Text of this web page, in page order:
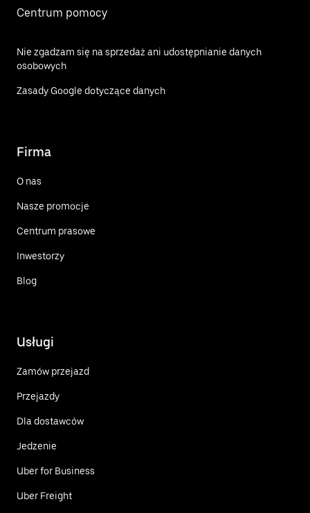
Centrum pomocy
Nie zgadzam się na sprzedaż ani udostępnianie danych
osobowych
Zasady Google dotyczące danych
Firma
O nas
Nasze promocje
Centrum prasowe
Inwestorzy
Blog
Usługi
Zamów przejazd
Przejazdy
Dla dostawców
Jedzenie
Uber for Business
Uber Freight